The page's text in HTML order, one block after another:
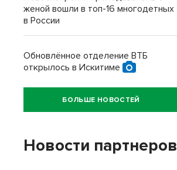
женой вошли в топ-16 многодетных
в России
Обновлённое отделение ВТБ
открылось в Искитиме
БОЛЬШЕ НОВОСТЕЙ
Новости партнеров